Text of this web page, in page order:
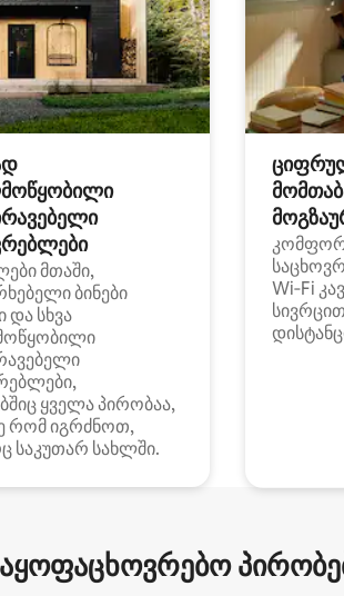
მთაში,
ბინები
და სხვა
ყველა პირობაა,
რომ იგრძნოთ,
საკუთარ სახლში.
Wi‑Fi